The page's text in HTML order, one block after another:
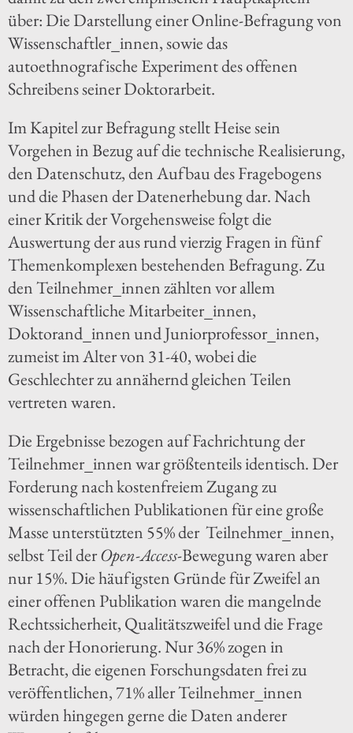
über: Die Darstellung einer Online-Befragung von
Wissenschaftler_innen, sowie das
autoethnografische Experiment des offenen
Schreibens seiner Doktorarbeit.
Im Kapitel zur Befragung stellt Heise sein
Vorgehen in Bezug auf die technische Realisierung,
den Datenschutz, den Aufbau des Fragebogens
und die Phasen der Datenerhebung dar. Nach
einer Kritik der Vorgehensweise folgt die
Auswertung der aus rund vierzig Fragen in fünf
Themenkomplexen bestehenden Befragung. Zu
den Teilnehmer_innen zählten vor allem
Wissenschaftliche Mitarbeiter_innen,
Doktorand_innen und Juniorprofessor_innen,
zumeist im Alter von 31-40, wobei die
Geschlechter zu annähernd gleichen Teilen
vertreten waren.
Die Ergebnisse bezogen auf Fachrichtung der
Teilnehmer_innen war größtenteils identisch. Der
Forderung nach kostenfreiem Zugang zu
wissenschaftlichen Publikationen für eine große
Masse unterstützten 55% der Teilnehmer_innen,
selbst Teil derOpen-Access-Bewegung waren aber
nur 15%. Die häufigsten Gründe für Zweifel an
einer offenen Publikation waren die mangelnde
Rechtssicherheit, Qualitätszweifel und die Frage
nach der Honorierung. Nur 36% zogen in
Betracht, die eigenen Forschungsdaten frei zu
veröffentlichen, 71% aller Teilnehmer_innen
würden hingegen gerne die Daten anderer